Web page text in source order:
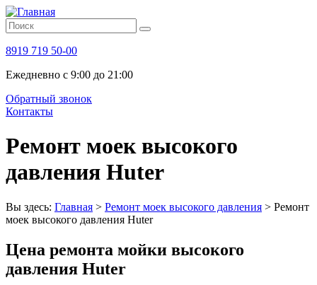
8919 719 50-00
Ежедневно с 9:00 до 21:00
Обратный звонок
Контакты
Ремонт моек высокого
давления Huter
Вы здесь: Главная > Ремонт моек высокого давления > Ремонт
моек высокого давления Huter
Цена ремонта мойки высокого
давления Huter